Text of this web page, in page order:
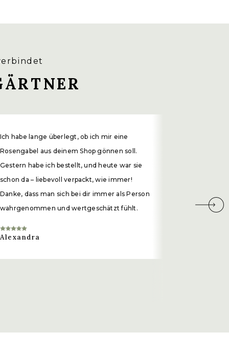
Ich habe lange überlegt, ob ich mir eine
Rosengabel aus deinem Shop gönnen soll.
Gestern habe ich bestellt, und heute war sie
schon da – liebevoll verpackt, wie immer!
Danke, dass man sich bei dir immer als Person
wahrgenommen und wertgeschätzt fühlt.
Alexandra
so viel